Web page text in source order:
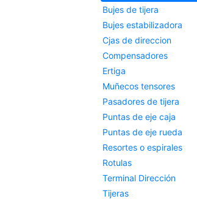
Bujes de tijera
Bujes estabilizadora
Cjas de direccion
Compensadores
Ertiga
Muñecos tensores
Pasadores de tijera
Puntas de eje caja
Puntas de eje rueda
Resortes o espirales
Rotulas
Terminal Dirección
Tijeras